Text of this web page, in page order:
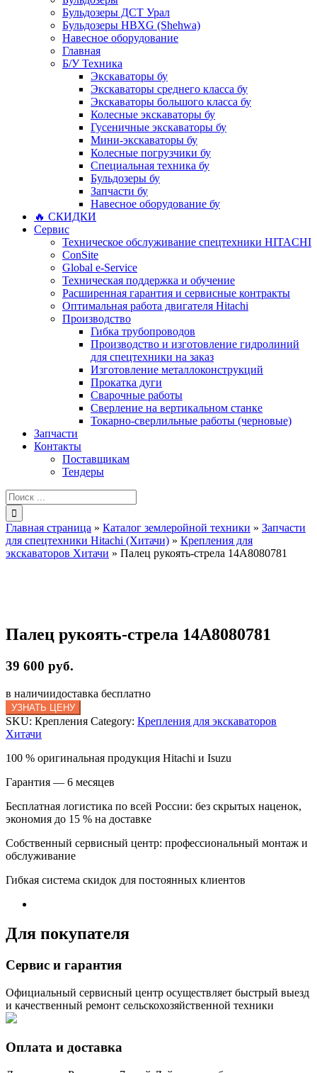
Бульдозеры ДСТ Урал
Бульдозеры HBXG (Shehwa)
Навесное оборудование
Главная
Б/У Техника
Экскаваторы бу
Экскаваторы среднего класса бу
Экскаваторы большого класса бу
Колесные экскаваторы бу
Гусеничные экскаваторы бу
Мини-экскаваторы бу
Колесные погрузчики бу
Специальная техника бу
Бульдозеры бу
Запчасти бу
Навесное оборудование бу
🔥 СКИДКИ
Сервис
Техническое обслуживание спецтехники HITACHI
ConSite
Global e-Service
Техническая поддержка и обучение
Расширенная гарантия и сервисные контракты
Оптимальная работа двигателя Hitachi
Производство
Гибка трубопроводов
Производство и изготовление гидролиний
для спецтехники на заказ
Изготовление металлоконструкций
Прокатка дуги
Сварочные работы
Сверление на вертикальном станке
Токарно-сверлильные работы (черновые)
Запчасти
Контакты
Поставщикам
Тендеры
Результат
поиска:
Главная страница » Каталог землеройной техники » Запчасти
для спецтехники Hitachi (Хитачи) » Крепления для
экскаваторов Хитачи » Палец рукоять-стрела 14A8080781
Палец рукоять-стрела 14A8080781
39 600 руб.
в наличиидоставка бесплатно
УЗНАТЬ ЦЕНУ
SKU: Крепления Category: Крепления для экскаваторов
Хитачи
100 % оригинальная продукция Hitachi и Isuzu
Гарантия — 6 месяцев
Бесплатная логистика по всей России: без скрытых наценок,
экономия до 15 % на доставке
Собственный сервисный центр: профессиональный монтаж и
обслуживание
Гибкая система скидок для постоянных клиентов
Для покупателя
Сервис и гарантия
Официальный сервисный центр осуществляет быстрый выезд
и качественный ремонт сельскохозяйственной техники
Оплата и доставка